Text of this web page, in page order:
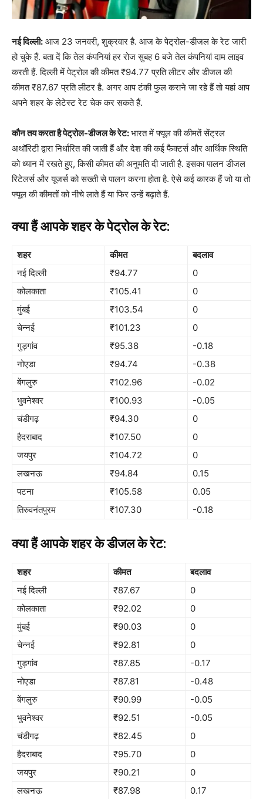
नई दिल्ली: आज 23 जनवरी, शुक्रवार है. आज के पेट्रोल-डीजल के रेट जारी
हो चुके हैं. बता दें कि तेल कंपनियां हर रोज सुबह 6 बजे तेल कंपनियां दाम लाइव
करती हैं. दिल्ली में पेट्रोल की कीमत ₹94.77 प्रति लीटर और डीजल की
कीमत ₹87.67 प्रति लीटर है. अगर आप टंकी फुल कराने जा रहे हैं तो यहां आप
अपने शहर के लेटेस्ट रेट चेक कर सकते हैं.
कौन तय करता है पेट्रोल-डीजल के रेट:भारत में फ्यूल की कीमतें सेंट्रल
अथॉरिटी द्वारा निर्धारित की जाती हैं और देश की कई फैक्टर्स और आर्थिक स्थिति
को ध्यान में रखते हुए, किसी कीमत की अनुमति दी जाती है. इसका पालन डीजल
रिटेलर्स और यूजर्स को सख्ती से पालन करना होता है. ऐसे कई कारक हैं जो या तो
फ्यूल की कीमतों को नीचे लाते हैं या फिर उन्हें बढ़ाते हैं.
क्या हैं आपके शहर के पेट्रोल के रेट:
शहर कीमत
बदलाव
नई दिल्ली
₹94.77
0
कोलकाता
₹105.41
0
मुंबई
₹103.54
0
चेन्नई
₹101.23
0
गुड़गांव
₹95.38
-0.18
नोएडा
₹94.74
-0.38
बेंगलुरु
₹102.96
-0.02
भुवनेश्वर
₹100.93
-0.05
चंडीगढ़
₹94.30
0
हैदराबाद
₹107.50
0
जयपुर
₹104.72
0
लखनऊ
₹94.84
0.15
पटना
₹105.58
0.05
तिरुवनंतपुरम
₹107.30 -0.18
क्या हैं आपके शहर के डीजल के रेट:
शहर कीमत
बदलाव
नई दिल्ली
₹87.67
0
कोलकाता
₹92.02
0
मुंबई
₹90.03
0
चेन्नई
₹92.81
0
गुड़गांव
₹87.85
-0.17
नोएडा
₹87.81
-0.48
बेंगलुरु
₹90.99
-0.05
भुवनेश्वर
₹92.51
-0.05
चंडीगढ़
₹82.45
0
हैदराबाद
₹95.70
0
जयपुर
₹90.21
0
लखनऊ
₹87.98 0.17